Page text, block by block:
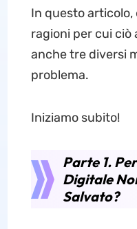
In questo articolo,
ragioni per cui ciò
anche tre diversi
problema.
Iniziamo subito!
Parte 1.
Digitale
Salvato?